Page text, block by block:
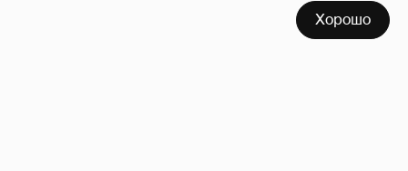
Хорошо